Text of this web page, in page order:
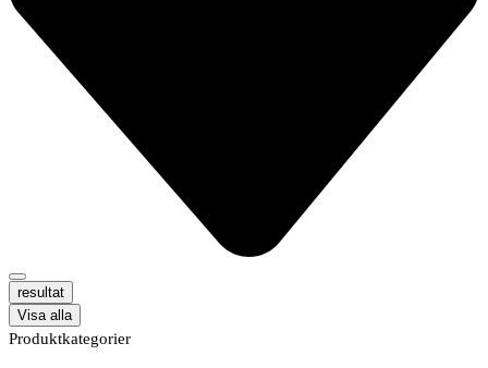
resultat
Visa alla
Produktkategorier